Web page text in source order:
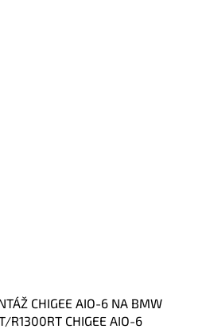
CHIGEE AIO-6 NA BMW
R1300RT CHIGEE AIO-6